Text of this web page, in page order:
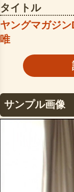
タイトル
ヤングマガジ
唯
サンプル画像